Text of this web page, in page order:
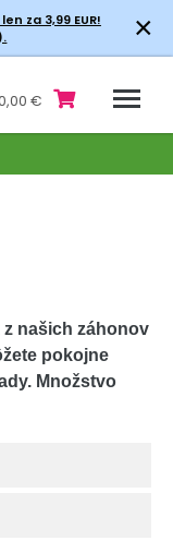
za 3,99 EUR!
×
€
našich záhonov
pokojne
Množstvo